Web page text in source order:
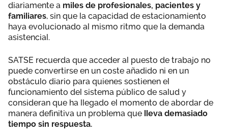
diariamente a miles de profesionales, pacientes y
familiares, sin que la capacidad de estacionamiento
haya evolucionado al mismo ritmo que la demanda
asistencial.
SATSE recuerda que acceder al puesto de trabajo no
puede convertirse en un coste añadido ni en un
obstáculo diario para quienes sostienen el
funcionamiento del sistema público de salud y
consideran que ha llegado el momento de abordar de
manera definitiva un problema que lleva demasiado
tiempo sin respuesta.